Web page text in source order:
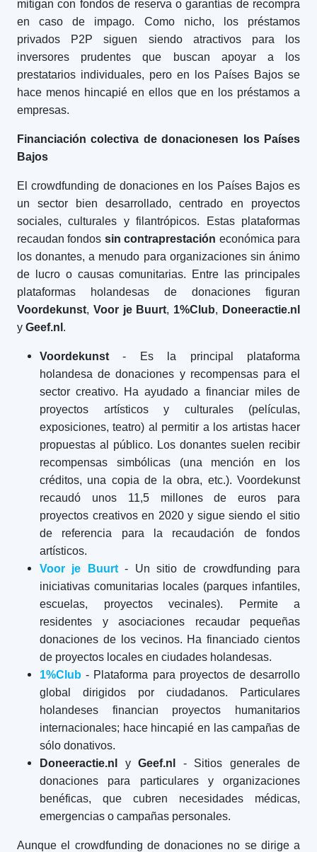
mitigan con fondos de reserva o garantías de recompra
en caso de impago. Como nicho, los préstamos
privados P2P siguen siendo atractivos para los
inversores prudentes que buscan apoyar a los
prestatarios individuales, pero en los Países Bajos se
hace menos hincapié en ellos que en los préstamos a
empresas.
Financiación colectiva de donacionesen los Países
Bajos
El crowdfunding de donaciones en los Países Bajos es
un sector bien desarrollado, centrado en proyectos
sociales, culturales y filantrópicos. Estas plataformas
recaudan fondos sin contraprestación económica para
los donantes, a menudo para organizaciones sin ánimo
de lucro o causas comunitarias. Entre las principales
plataformas holandesas de donaciones figuran
Voordekunst, Voor je Buurt, 1%Club, Doneeractie.nl
y Geef.nl .
Voordekunst - Es la principal plataforma
holandesa de donaciones y recompensas para el
sector creativo. Ha ayudado a financiar miles de
proyectos artísticos y culturales (películas,
exposiciones, teatro) al permitir a los artistas hacer
propuestas al público. Los donantes suelen recibir
recompensas simbólicas (una mención en los
créditos, una copia de la obra, etc.). Voordekunst
recaudó unos 11,5 millones de euros para
proyectos creativos en 2020 y sigue siendo el sitio
de referencia para la recaudación de fondos
artísticos.
Voor je Buurt- Un sitio de crowdfunding para
iniciativas comunitarias locales (parques infantiles,
escuelas, proyectos vecinales). Permite a
residentes y asociaciones recaudar pequeñas
donaciones de los vecinos. Ha financiado cientos
de proyectos locales en ciudades holandesas.
1%Club - Plataforma para proyectos de desarrollo
global dirigidos por ciudadanos. Particulares
holandeses financian proyectos humanitarios
internacionales; hace hincapié en las campañas de
sólo donativos.
Doneeractie.nl
y Geef.nl
- Sitios generales de
donaciones para particulares y organizaciones
benéficas, que cubren necesidades médicas,
emergencias o campañas personales.
Aunque el crowdfunding de donaciones no se dirige a